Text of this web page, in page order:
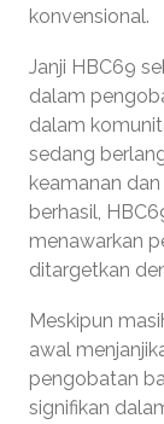
konvensional.
Janji HBC69
dalam
dalam
sedang
keamanan
berhasil,
menawarkan
ditargetkan
Meskipun
awal
pengobatan
signifikan